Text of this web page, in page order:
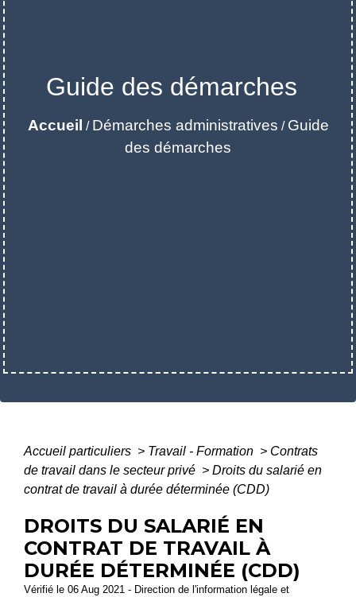
Guide des démarches
Accueil / Démarches administratives / Guide
des démarches
Accueil particuliers > Travail - Formation > Contrats
de travail dans le secteur privé > Droits du salarié en
contrat de travail à durée déterminée (CDD)
DROITS DU SALARIÉ EN
CONTRAT DE TRAVAIL À
DURÉE DÉTERMINÉE (CDD)
Vérifié le 06 Aug 2021 - Direction de l'information légale et